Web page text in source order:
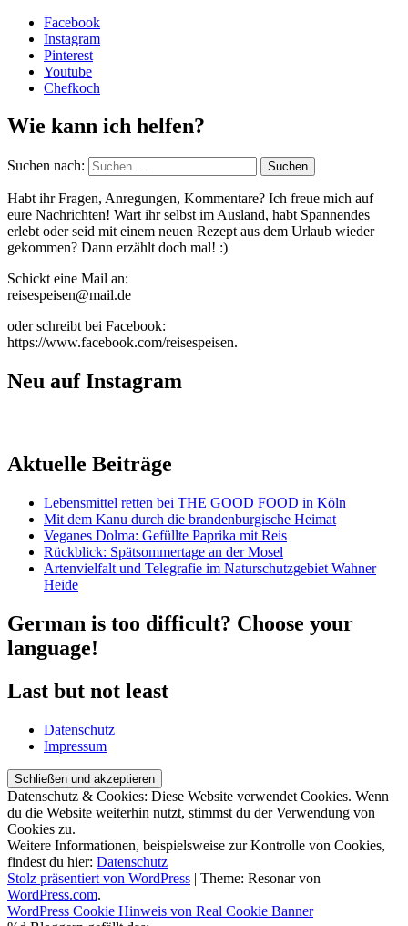
Facebook
Instagram
Pinterest
Youtube
Chefkoch
Wie kann ich helfen?
Suchen nach:
Habt ihr Fragen, Anregungen, Kommentare? Ich freue mich auf
eure Nachrichten! Wart ihr selbst im Ausland, habt Spannendes
erlebt oder seid mit einem neuen Rezept aus dem Urlaub wieder
gekommen? Dann erzählt doch mal! :)
Schickt eine Mail an:
reisespeisen@mail.de
oder schreibt bei Facebook:
https://www.facebook.com/reisespeisen.
Neu auf Instagram
Aktuelle Beiträge
Lebensmittel retten bei THE GOOD FOOD in Köln
Mit dem Kanu durch die brandenburgische Heimat
Veganes Dolma: Gefüllte Paprika mit Reis
Rückblick: Spätsommertage an der Mosel
Artenvielfalt und Telegrafie im Naturschutzgebiet Wahner
Heide
German is too difficult? Choose your
language!
Last but not least
Datenschutz
Impressum
Datenschutz & Cookies: Diese Website verwendet Cookies. Wenn
du die Website weiterhin nutzt, stimmst du der Verwendung von
Cookies zu.
Weitere Informationen, beispielsweise zur Kontrolle von Cookies,
findest du hier: Datenschutz
Stolz präsentiert von WordPress | Theme: Resonar von
WordPress.com.
WordPress Cookie Hinweis von Real Cookie Banner